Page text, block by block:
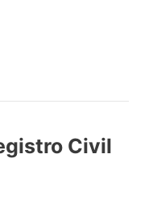
Civil